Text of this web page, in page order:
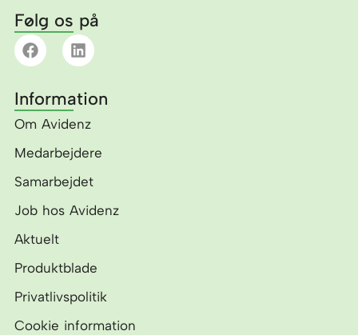
Følg os på
F
a
e
b
o
k
L
i
k
e
d
n
Information
Om Avidenz
Medarbejdere
Samarbejdet
Job hos Avidenz
Aktuelt
Produktblade
Privatlivspolitik
Cookie information